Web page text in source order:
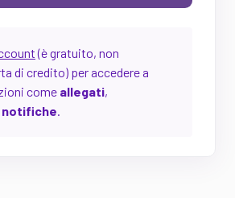
(è gratuito, non
di credito) per accedere a
come allegati,
notifiche.